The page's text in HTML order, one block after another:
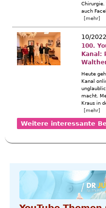
Chirurgie.
auch
[mehr]
10/2022
100.
Kanal:
Heute
Kanal
macht.
Kraus in
[mehr]
Weitere interessante